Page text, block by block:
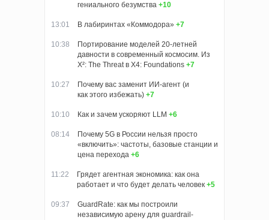
гениального безумства +10
13:01 В лабиринтах «Коммодора» +7
10:38
Портирование моделей 20-летней
давности в современный космосим. Из
X²: The Threat в X4: Foundations +7
10:27
Почему вас заменит ИИ‑агент (и
как этого избежать) +7
10:10 Как и зачем ускоряют LLM +6
08:14
Почему 5G в России нельзя просто
«включить»: частоты, базовые станции и
цена перехода +6
11:22
Грядет агентная экономика: как она
работает и что будет делать человек +5
09:37
GuardRate: как мы построили
независимую арену для guardrail-